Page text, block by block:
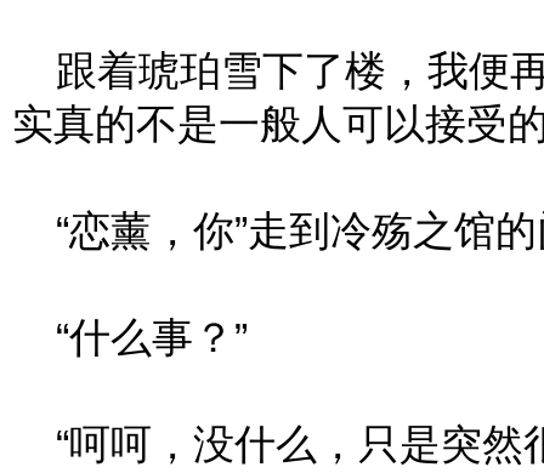
跟着琥珀雪下了楼，我便
实真的不是一般人可以接受
“恋薰，你”走到冷殇之馆
“什么事？”
“呵呵，没什么，只是突然